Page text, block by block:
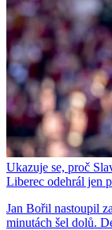
Ukazuje se, proč
Liberec odehrál jen
Jan Bořil nastoupil
minutách šel dolů.